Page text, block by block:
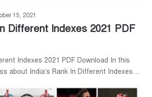
15, 2021
Different Indexes 2021 PDF
Indexes 2021 PDF Download In this
about India’s Rank In Different Indexes…